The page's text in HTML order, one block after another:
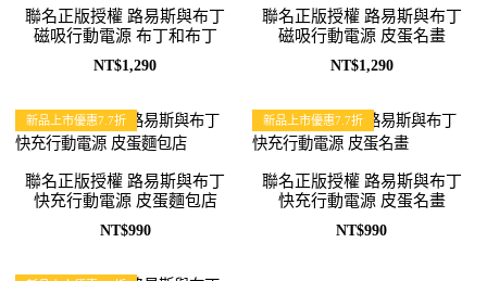
聯名正版授權 路易斯與布丁
磁吸行動電源 布丁和布丁
NT$1,290
聯名正版授權 路易斯與布丁
磁吸行動電源 皮蛋名畫
NT$1,290
新品上市優惠7.7折
聯名正版授權 路易斯與布丁
快充行動電源 皮蛋麵包店
NT$990
新品上市優惠7.7折
聯名正版授權 路易斯與布丁
快充行動電源 皮蛋名畫
NT$990